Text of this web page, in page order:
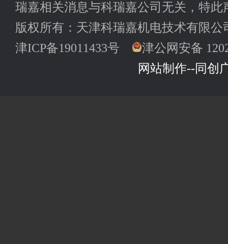
瑞嘉相关消息与科瑞嘉公司无关，特此
版权所有：天津科瑞嘉机电技术有限公
津ICP备19011433号
津公网安备
网站制作--同创